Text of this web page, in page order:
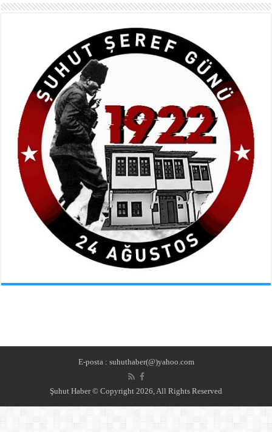
E-posta : suhuthaber(@)yahoo.com
Şuhut Haber © Copyright 2026, All Rights Reserved